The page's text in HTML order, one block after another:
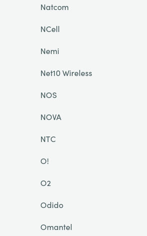
Natcom
NCell
Nemi
Net10 Wireless
NOS
NOVA
NTC
O!
O2
Odido
Omantel